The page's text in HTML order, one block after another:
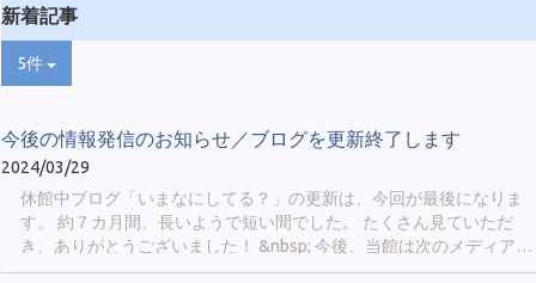
新着記事
5件
今後の情報発信のお知らせ／ブログを更新終了します
2024/03/29
休館中ブログ「いまなにしてる？」の更新は、今回が最後になりま
す。 約７カ月間、長いようで短い間でした。 たくさん見ていただ
き、ありがとうございました！ &nbsp; 今後、当館は次のメディアに
より情報を発信していきます。 &nbsp; ① 公式X ＠